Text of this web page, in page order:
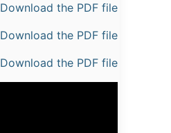
Download the PDF file .
Download the PDF file .
Download the PDF file .